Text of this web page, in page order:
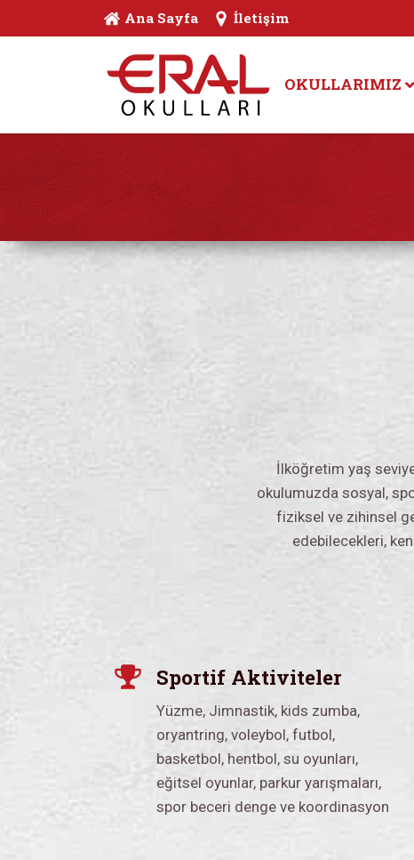
Ana Sayfa İletişim
OKULLARIMIZ
İlköğretim yaş
okulumuzda sosyal,
fiziksel ve zihinsel
edebilecekleri,
Sportif Aktiviteler
Yüzme, Jimnastik, kids zumba,
oryantring, voleybol, futbol,
basketbol, hentbol, su oyunları,
eğitsel oyunlar, parkur yarışmaları,
spor beceri denge ve koordinasyon